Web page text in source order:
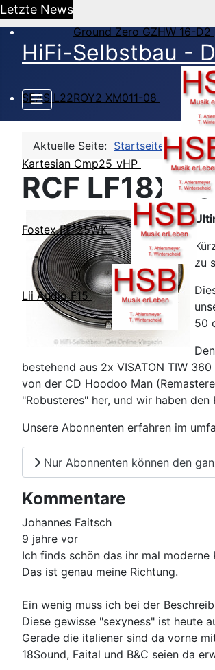
Letzte News
Ground Zero GZHW 16-D2
SEAS L22ROY2 XM011-08
Kartesian Cmp25_vHP
Fostex FF125WK
Lii Audio F15
HiFi-Selbstbau -
Aktuelle Seite: Startseite HSB-
RCF
zu
50
bestehend aus 2x VISATON TIW
von der CD Hoodoo Man
"Robusteres" her, und wir haben den
Unsere Abonnenten erfahren im
Nur Abonnenten können den
Kommentare
Johannes Faitsch
9 jahre vor
Ich finds schön das ihr mal moderne
Das ist genau meine Richtung.
Ein wenig muss ich bei der
Diese gewisse "sexyness" ist heute
Gerade die italiener sind da vorne
18Sound, Faital und B&C seien da